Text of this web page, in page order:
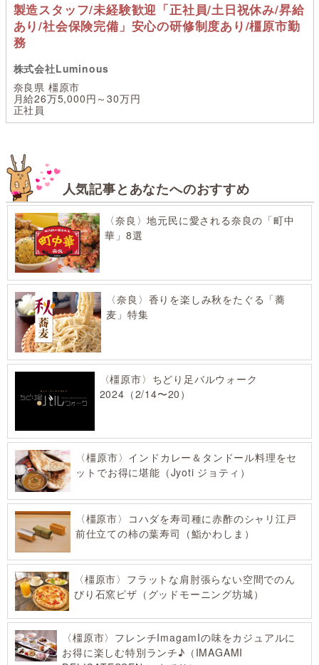
製造スタッフ/未経験歓迎「正社員/土日祝休み/昇給
あり/社会保険完備」安心の研修制度あり/橿原市勤
務
株式会社Luminous
奈良県 橿原市
月給26万5,000円～30万円
正社員
人気記事とあなたへのおすすめ
〈奈良〉地元民に愛される奈良の「町中
華」8選
〈奈良〉香りを楽しみ秋をたぐる「蕎
麦」特集
〈橿原市〉ちどり足バルウォーク
2024（2/14〜20）
〈橿原市〉インドカレー＆タンドール料理をセ
ットでお得に堪能（Jyoti ジョティ）
〈橿原市〉コハダを寿司種に赤酢のシャリ江戸
前仕立ての柿の葉寿司（鮨かわしま）
〈橿原市〉フラットな肩肘張らない空間でのん
びり石窯ピザ（グッドモーニング坊城）
〈橿原市〉フレンチImagamIの味をカジュアルに
お得に楽しむ特別ランチ♪（IMAGAMI